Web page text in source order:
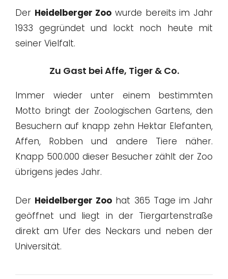
Der Heidelberger Zoo wurde bereits im Jahr
1933 gegründet und lockt noch heute mit
seiner Vielfalt.
Zu Gast bei Affe, Tiger & Co.
Immer wieder unter einem bestimmten
Motto bringt der Zoologischen Gartens, den
Besuchern auf knapp zehn Hektar Elefanten,
Affen, Robben und andere Tiere näher.
Knapp 500.000 dieser Besucher zählt der Zoo
übrigens jedes Jahr.
Der Heidelberger Zoo hat 365 Tage im Jahr
geöffnet und liegt in der Tiergartenstraße
direkt am Ufer des Neckars und neben der
Universität.